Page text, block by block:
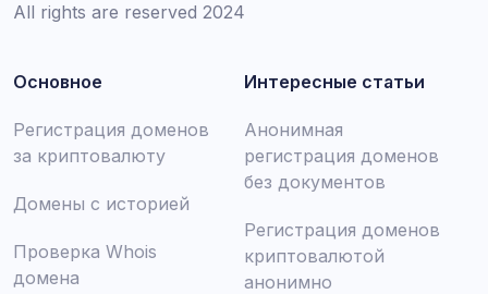
All rights are reserved 2024
Основное
Регистрация доменов
за криптовалюту
Домены с историей
Проверка Whois
домена
Интересные статьи
Анонимная
регистрация доменов
без документов
Регистрация доменов
криптовалютой
анонимно